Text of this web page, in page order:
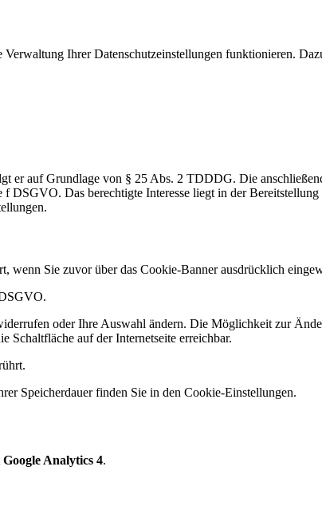
Ihrer Datenschutzeinstellungen funktionieren.
er auf Grundlage von § 25 Abs. 2 TDDDG. Die
DSGVO. Das berechtigte Interesse liegt in der Bereitstellung
wenn Sie zuvor über das Cookie-Banner ausdrücklich
oder Ihre Auswahl ändern. Die Möglichkeit zur
Schaltfläche auf der Internetseite erreichbar.
Speicherdauer finden Sie in den Cookie-Einstellungen.
Google Analytics 4.